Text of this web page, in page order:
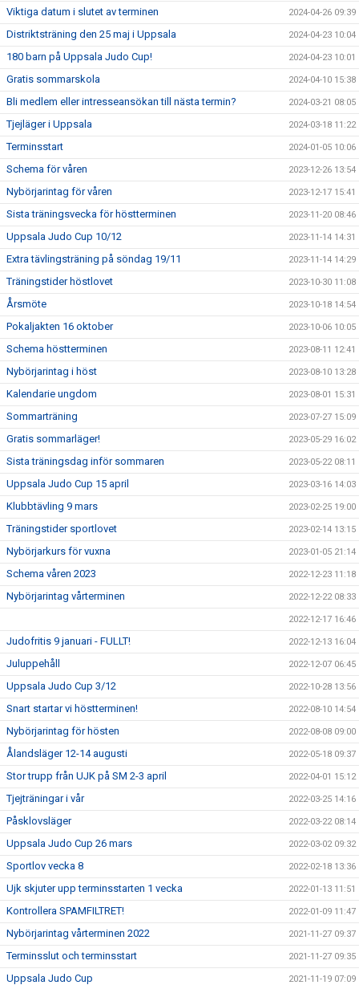
Viktiga datum i slutet av terminen 2024-04-26 09:39
Distriktsträning den 25 maj i Uppsala 2024-04-23 10:04
180 barn på Uppsala Judo Cup! 2024-04-23 10:01
Gratis sommarskola 2024-04-10 15:38
Bli medlem eller intresseansökan till nästa termin? 2024-03-21 08:05
Tjejläger i Uppsala 2024-03-18 11:22
Terminsstart 2024-01-05 10:06
Schema för våren 2023-12-26 13:54
Nybörjarintag för våren 2023-12-17 15:41
Sista träningsvecka för höstterminen 2023-11-20 08:46
Uppsala Judo Cup 10/12 2023-11-14 14:31
Extra tävlingsträning på söndag 19/11 2023-11-14 14:29
Träningstider höstlovet 2023-10-30 11:08
Årsmöte 2023-10-18 14:54
Pokaljakten 16 oktober 2023-10-06 10:05
Schema höstterminen 2023-08-11 12:41
Nybörjarintag i höst 2023-08-10 13:28
Kalendarie ungdom 2023-08-01 15:31
Sommarträning 2023-07-27 15:09
Gratis sommarläger! 2023-05-29 16:02
Sista träningsdag inför sommaren 2023-05-22 08:11
Uppsala Judo Cup 15 april 2023-03-16 14:03
Klubbtävling 9 mars 2023-02-25 19:00
Träningstider sportlovet 2023-02-14 13:15
Nybörjarkurs för vuxna 2023-01-05 21:14
Schema våren 2023 2022-12-23 11:18
Nybörjarintag vårterminen 2022-12-22 08:33
2022-12-17 16:46
Judofritis 9 januari - FULLT! 2022-12-13 16:04
Juluppehåll 2022-12-07 06:45
Uppsala Judo Cup 3/12 2022-10-28 13:56
Snart startar vi höstterminen! 2022-08-10 14:54
Nybörjarintag för hösten 2022-08-08 09:00
Ålandsläger 12-14 augusti 2022-05-18 09:37
Stor trupp från UJK på SM 2-3 april 2022-04-01 15:12
Tjejträningar i vår 2022-03-25 14:16
Påsklovsläger 2022-03-22 08:14
Uppsala Judo Cup 26 mars 2022-03-02 09:32
Sportlov vecka 8 2022-02-18 13:36
Ujk skjuter upp terminsstarten 1 vecka 2022-01-13 11:51
Kontrollera SPAMFILTRET! 2022-01-09 11:47
Nybörjarintag vårterminen 2022 2021-11-27 09:37
Terminsslut och terminsstart 2021-11-27 09:35
Uppsala Judo Cup 2021-11-19 07:09